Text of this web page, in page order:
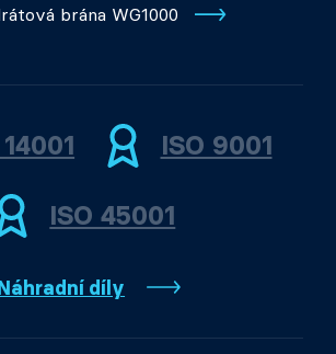
brána WG1000
ISO 9001
ISO 45001
díly